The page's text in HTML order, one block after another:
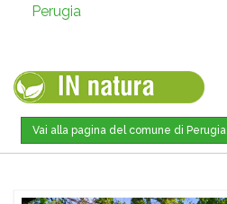
Perugia
Vai alla pagina del comune di Perugia